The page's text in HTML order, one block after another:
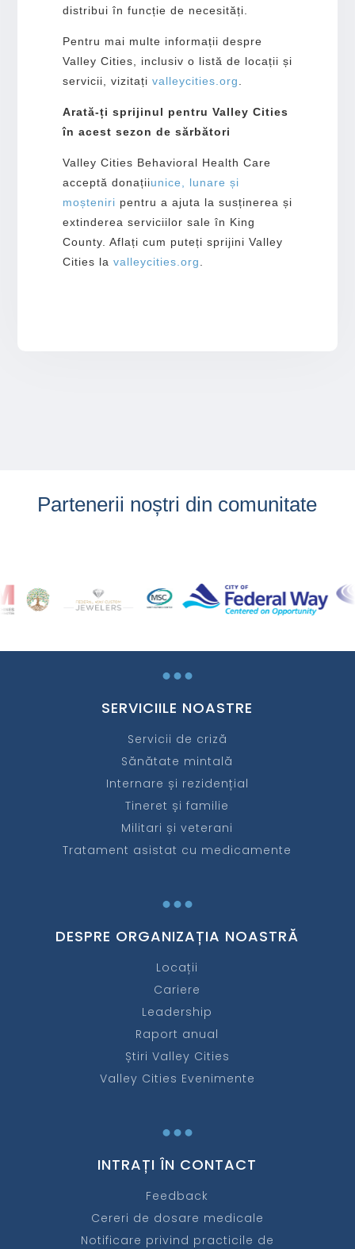
distribui în funcție de necesități.
Pentru mai multe informații despre
Valley Cities, inclusiv o listă de locații și
servicii, vizitați valleycities.org
Arată-ți sprijinul pentru Valley Cities
în acest sezon de sărbători
Valley Cities Behavioral Health Care
acceptă donațiiunice,
lunare și
moșteniri pentru a ajuta la susținerea și
extinderea serviciilor sale în King
County. Aflați cum puteți sprijini Valley
Cities la valleycities.org
Partenerii noștri din comunitate
...
SERVICIILE NOASTRE
Servicii de criză
Sănătate mintală
Internare și rezidențial
Tineret și familie
Militari și veterani
Tratament asistat cu medicamente
...
DESPRE ORGANIZAȚIA NOASTRĂ
Locații
Cariere
Leadership
Raport anual
Știri Valley Cities
Valley Cities Evenimente
...
INTRAȚI ÎN CONTACT
Feedback
Cereri de dosare medicale
Notificare privind practicile de